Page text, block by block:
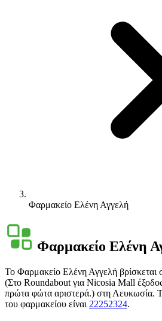
Φαρμακείο Ελένη Αγγελή
Φαρμακείο Ελένη
Το Φαρμακείο Ελένη Αγγελή βρίσκεται
(Στο Roundabout για Nicosia Mall
πρώτα φώτα αριστερά.) στη Λευκωσία.
του φαρμακείου είναι 22252324.